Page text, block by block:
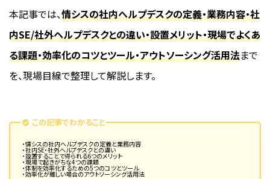
本記事では、情シスの社内ヘルプデスクの定義・業務内容・社
内SE/社外ヘルプデスクとの違い・設置メリット・現場でよくあ
る課題・効率化のコツとツール・アウトソーシング活用法まで
を、現場目線で整理して解説します。
この記事でわかること
・情シスの社内ヘルプデスクの定義と業務内容
・社内SE・社外ヘルプデスクとの違い
・設置することで得られる6つのメリット
・現場で起きがちな4つの課題
・体制を効率化するための5つのコツとツール
・効率化が難しい場合のアウトソーシング活用法